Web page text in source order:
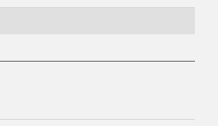
kosztów płatności